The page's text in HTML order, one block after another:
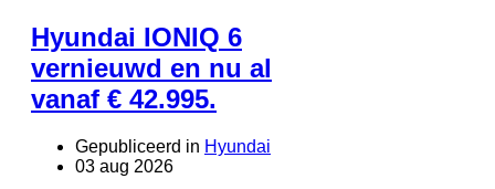
Hyundai IONIQ 6
vernieuwd en nu al
vanaf € 42.995.
Gepubliceerd in Hyundai
03 aug 2026